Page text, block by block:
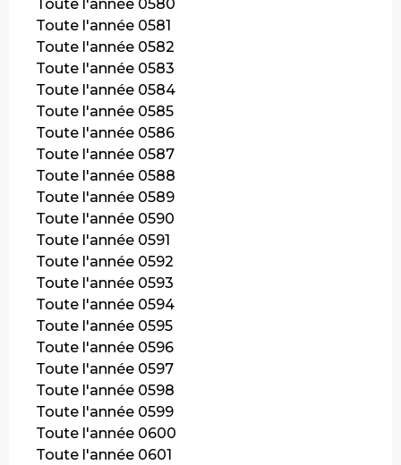
Toute l'année 0580
Toute l'année 0581
Toute l'année 0582
Toute l'année 0583
Toute l'année 0584
Toute l'année 0585
Toute l'année 0586
Toute l'année 0587
Toute l'année 0588
Toute l'année 0589
Toute l'année 0590
Toute l'année 0591
Toute l'année 0592
Toute l'année 0593
Toute l'année 0594
Toute l'année 0595
Toute l'année 0596
Toute l'année 0597
Toute l'année 0598
Toute l'année 0599
Toute l'année 0600
Toute l'année 0601